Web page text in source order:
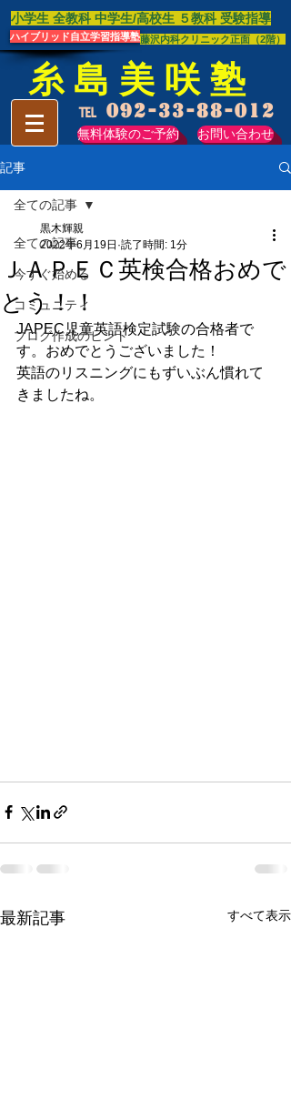
​小学生 全教科 中学生/高校生 ​５教科 受験指導
ハイブリッド自立学習指導塾藤沢内科クリニック正面（2階）
糸 島 美 咲 塾
℡ 092-33-88-012
無料体験のご予約 お問い合わせ
記事
全ての記事
今すぐ始める
コミュニティ
ブログ作成のヒント
全ての記事
ＪＡＰＥＣ英検合格おめで
とう！！
黒木輝親
2022年6月19日 読了時間: 1分
JAPEC児童英語検定試験の合格者で
す。おめでとうございました！
英語のリスニングにもずいぶん慣れて
きましたね。
最新記事 すべて表示